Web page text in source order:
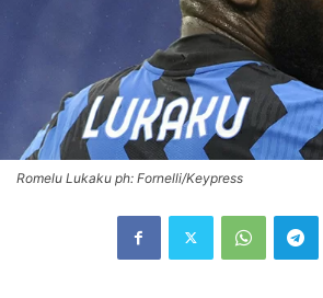
Romelu Lukaku ph: Fornelli/Keypress